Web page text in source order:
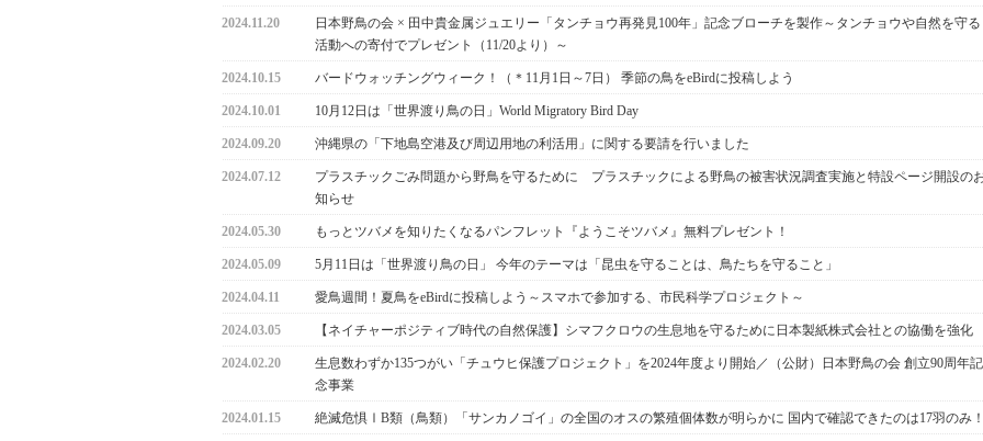
2024.11.20
日本野鳥の会 × 田中貴金属ジュエリー「タンチョウ再発見100年」記念ブローチを製作～タンチョウや自然を守る
活動への寄付でプレゼント（11/20より）～
2024.10.15 バードウォッチングウィーク！（＊11月1日～7日） 季節の鳥をeBirdに投稿しよう
2024.10.01 10月12日は「世界渡り鳥の日」World Migratory Bird Day
2024.09.20 沖縄県の「下地島空港及び周辺用地の利活用」に関する要請を行いました
2024.07.12
プラスチックごみ問題から野鳥を守るために プラスチックによる野鳥の被害状況調査実施と特設ページ開設の
知らせ
2024.05.30 もっとツバメを知りたくなるパンフレット『ようこそツバメ』無料プレゼント！
2024.05.09 5月11日は「世界渡り鳥の日」 今年のテーマは「昆虫を守ることは、鳥たちを守ること」
2024.04.11 愛鳥週間！夏鳥をeBirdに投稿しよう～スマホで参加する、市民科学プロジェクト～
2024.03.05 【ネイチャーポジティブ時代の自然保護】シマフクロウの生息地を守るために日本製紙株式会社との協働を強化
2024.02.20
生息数わずか135つがい「チュウヒ保護プロジェクト」を2024年度より開始／（公財）日本野鳥の会 創立90周年記
念事業
2024.01.15 絶滅危惧ⅠB類（鳥類）「サンカノゴイ」の全国のオスの繁殖個体数が明らかに 国内で確認できたのは17羽のみ